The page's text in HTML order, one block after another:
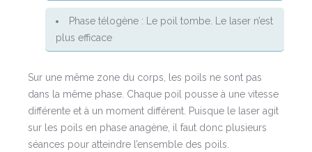
Phase télogène : Le poil tombe. Le laser n’est
plus efficace
Sur une même zone du corps, les poils ne sont pas
dans la même phase. Chaque poil pousse à une vitesse
différente et à un moment différent. Puisque le laser agit
sur les poils en phase anagène, il faut donc plusieurs
séances pour atteindre l’ensemble des poils.